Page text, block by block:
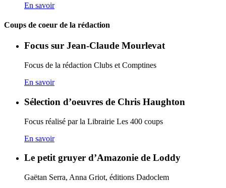
En savoir
Coups de coeur de la rédaction
Focus sur Jean-Claude Mourlevat
Focus de la rédaction Clubs et Comptines
En savoir
Sélection d’oeuvres de Chris Haughton
Focus réalisé par la Librairie Les 400 coups
En savoir
Le petit gruyer d’Amazonie de Loddy
Gaëtan Serra, Anna Griot, éditions Dadoclem